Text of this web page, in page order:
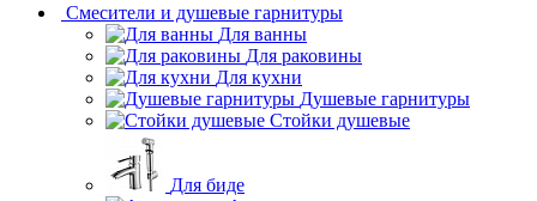
Смесители и душевые гарнитуры
Для ванны
Для раковины
Для кухни
Душевые гарнитуры
Стойки душевые
Для биде